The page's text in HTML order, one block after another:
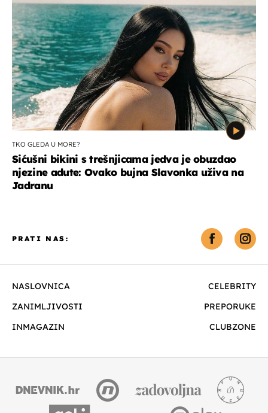
TKO GLEDA U MORE?
Sićušni bikini s trešnjicama jedva je obuzdao
njezine adute: Ovako bujna Slavonka uživa na
Jadranu
NASLOVNICA
CELEBRITY
ZANIMLJIVOSTI
PREPORUKE
INMAGAZIN
CLUBZONE
PRATI NAS: